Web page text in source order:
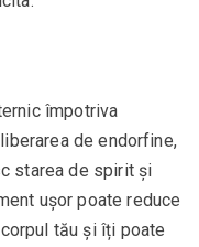
împotriva
de endorfine,
starea de spirit și
ușor poate reduce
tău și îți poate